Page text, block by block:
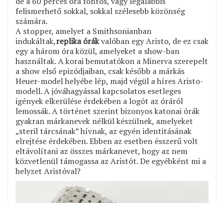
felismerhető sokkal, sokkal szélesebb közönség
számára.
A stopper, amelyet a Smithsonianban
indukáltak,replika órákvalóban egy Aristo, de ez csak
egy a három óra közül, amelyeket a show-ban
használtak. A korai bemutatókon a Minerva szerepelt
a show első epizódjaiban, csak később a márkás
Heuer-model helyébe lép, majd végül a híres Aristo-
modell. A jóváhagyással kapcsolatos esetleges
igények elkerülése érdekében a logót az óráról
lemossák. A történet szerint bizonyos katonai órák
gyakran márkanevek nélkül készülnek, amelyeket
„steril tárcsának” hívnak, az egyén identitásának
elrejtése érdekében. Ebben az esetben ésszerű volt
eltávolítani az összes márkanevet, hogy az nem
közvetlenül támogassa az Aristót. De egyébként mi a
helyzet Aristóval?